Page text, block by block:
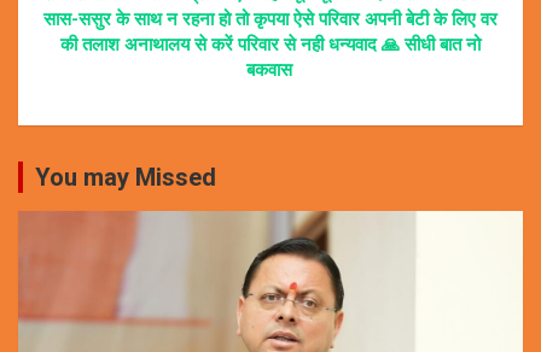
सास-ससुर के साथ न रहना हो तो कृपया ऐसे परिवार अपनी बेटी के लिए वर
की तलाश अनाथालय से करें परिवार से नही धन्यवाद 🙏 सीधी बात नो
बकवास
You may Missed